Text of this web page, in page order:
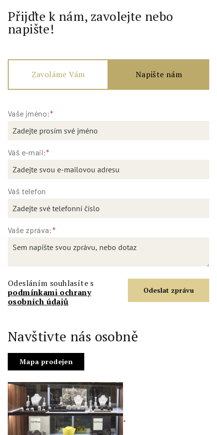
Přijďte k nám, zavolejte nebo
napište!
Zavoláme Vám Napište nám
Vaše jméno:*
Váš e-mail:*
Váš telefon
Vaše zpráva:*
Odesláním souhlasíte s
podmínkami ochrany
osobních údajů
Navštivte nás osobně
Mapa prodejen
"